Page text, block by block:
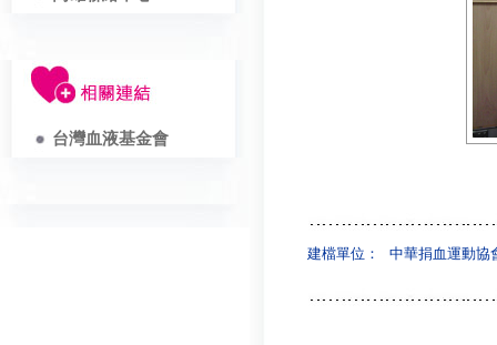
台灣血液基金會
建檔單位： 中華捐血運動協